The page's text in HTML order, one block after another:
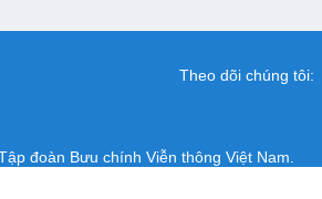
Theo dõi chúng tôi:
đoàn Bưu chính Viễn thông Việt Nam.